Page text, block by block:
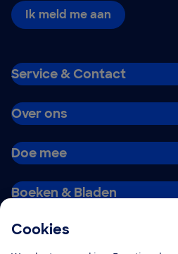
Cookies
Ik meld me aan
Service & Contact
Over ons
Doe mee
Boeken & Bladen